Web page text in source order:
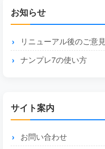
お知らせ
リニューアル後のご意
ナンプレ7の使い方
サイト案内
お問い合わせ